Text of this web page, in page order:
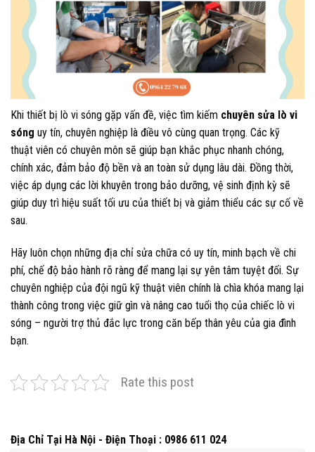
Khi thiết bị lò vi sóng gặp vấn đề, việc tìm kiếm chuyên sửa lò vi
sóng uy tín, chuyên nghiệp là điều vô cùng quan trọng. Các kỹ
thuật viên có chuyên môn sẽ giúp bạn khắc phục nhanh chóng,
chính xác, đảm bảo độ bền và an toàn sử dụng lâu dài. Đồng thời,
việc áp dụng các lời khuyên trong bảo dưỡng, vệ sinh định kỳ sẽ
giúp duy trì hiệu suất tối ưu của thiết bị và giảm thiểu các sự cố về
sau.
Hãy luôn chọn những địa chỉ sửa chữa có uy tín, minh bạch về chi
phí, chế độ bảo hành rõ ràng để mang lại sự yên tâm tuyệt đối. Sự
chuyên nghiệp của đội ngũ kỹ thuật viên chính là chìa khóa mang lại
thành công trong việc giữ gìn và nâng cao tuổi thọ của chiếc lò vi
sóng – người trợ thủ đắc lực trong căn bếp thân yêu của gia đình
bạn.
Rate this post
Địa Chỉ Tại Hà Nội - Điện Thoại : 0986 611 024